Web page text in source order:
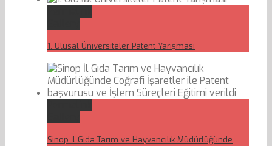
1. Ulusal Üniversiteler Patent Yarışması
Sinop İl Gıda Tarım ve Hayvancılık Müdürlüğünde